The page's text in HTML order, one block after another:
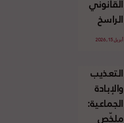
الإسرائيلي
غير
القانوني
الفلسطينية
القانوني
الراسخ
للاجئين
وحقهم
في العودة
بموجب
القانون
أبريل 15, 2026
التعذيب
والإبادة
الجماعية:
ملخّص